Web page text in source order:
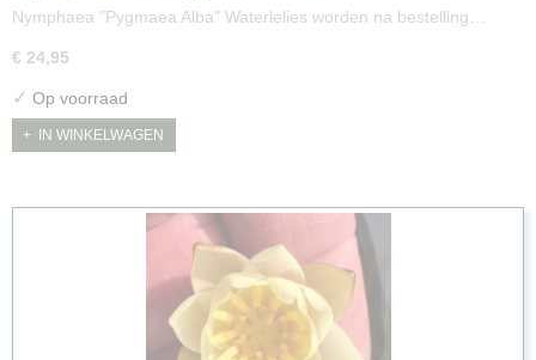
Nymphaea "Pygmaea Alba" Waterlelies worden na bestelling…
€ 24,95
✓ Op voorraad
IN WINKELWAGEN